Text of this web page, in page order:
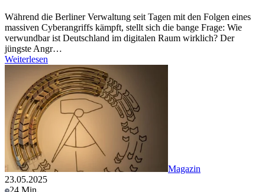
Während die Berliner Verwaltung seit Tagen mit den Folgen eines
massiven Cyberangriffs kämpft, stellt sich die bange Frage: Wie
verwundbar ist Deutschland im digitalen Raum wirklich? Der
jüngste Angr…
Weiterlesen
Magazin
23.05.2025
24 Min.